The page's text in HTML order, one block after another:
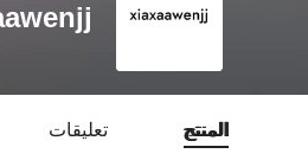
المنتج تعليقات